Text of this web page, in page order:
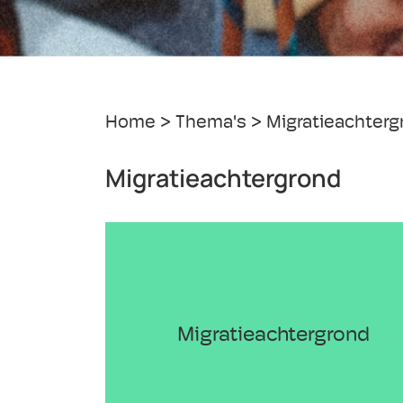
Home Thema's
Migratieachtergrond
Migratieachtergrond